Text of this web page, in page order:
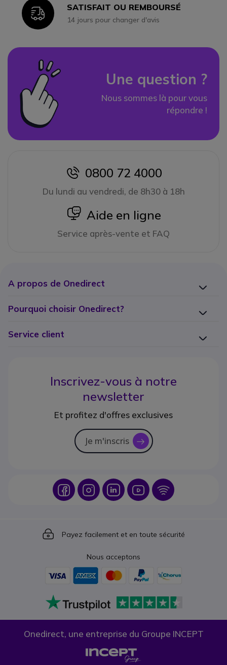
IconSATISFAIT OU REMBOURSÉ
14 jours pour changer d'avis
Une question ?
Nous sommes là pour vous
répondre !
icon
0800 72 4000
Du lundi au vendredi, de 8h30 à 18h
icon
Aide en ligne
Service après-vente et FAQ
A propos de Onedirect
Pourquoi choisir Onedirect?
Service client
Inscrivez-vous à notre
newsletter
Et profitez d'offres exclusives
Je m'inscris icon
Icon IconIcon Icon Icon
Icon
Payez facilement et en toute sécurité
Nous acceptons
Onedirect, une entreprise du Groupe INCEPT